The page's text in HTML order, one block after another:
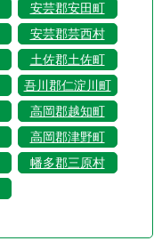
安芸郡安田町
安芸郡芸西村
土佐郡土佐町
吾川郡仁淀川町
高岡郡越知町
高岡郡津野町
幡多郡三原村